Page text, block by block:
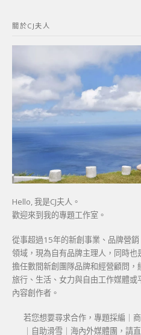
字:
關於CJ夫人
Hello, 我是CJ夫人。
歡迎來到我的專題工作室。
從事超過15年的新創事業、品牌營
領域，現為自有品牌主理人，同時
擔任數間新創團隊品牌和經營顧問，
旅行、生活、女力與自由工作媒體
內容創作者。
若您想要尋求合作，專題採編｜
｜自助滑雪｜海內外媒體團，請